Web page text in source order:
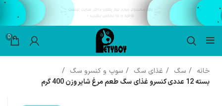
0
خانه سگ غذای سگ
سوپ و کنسرو سگ
بسته 12 عددی کنسرو غذای سگ طعم مرغ شایر وزن 400 گرم